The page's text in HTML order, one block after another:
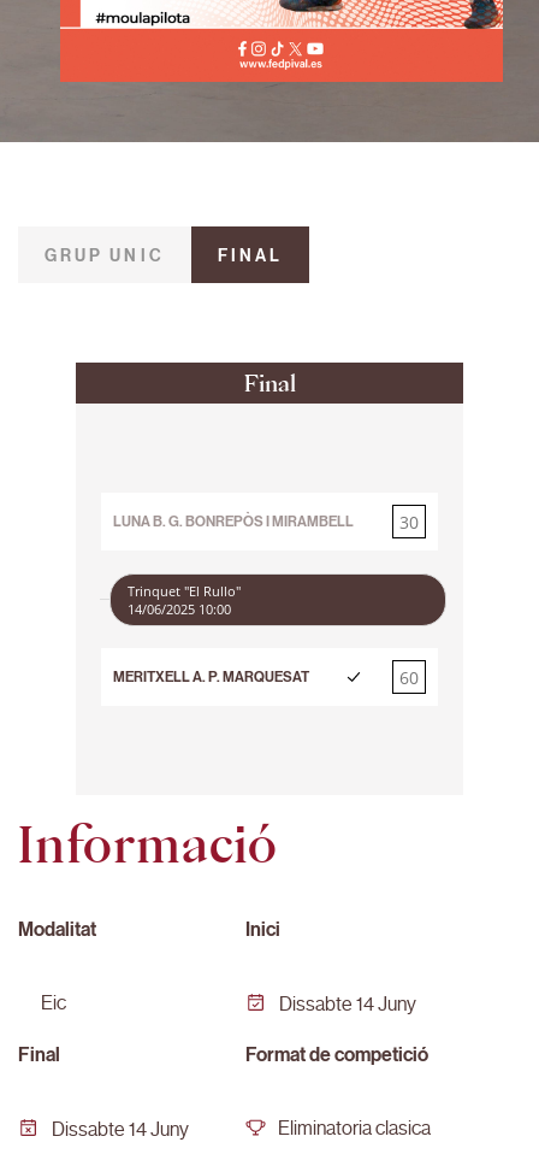
GRUP UNIC FINAL
Final
LUNA B. G. BONREPÒS I MIRAMBELL
30
60
MERITXELL A. P. MARQUESAT
60
30
Trinquet "El Rullo"
14/06/2025 10:00
Informació
Modalitat
eic
Inici
Dissabte 14 Juny
Final
Dissabte 14 Juny
Format de competició
Eliminatoria clasica